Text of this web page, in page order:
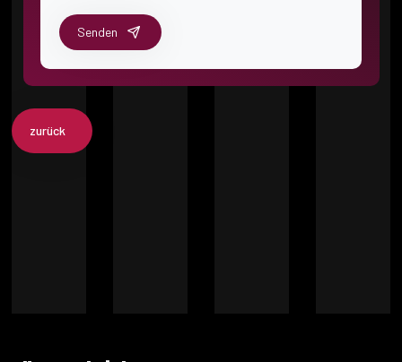
Senden
zurück